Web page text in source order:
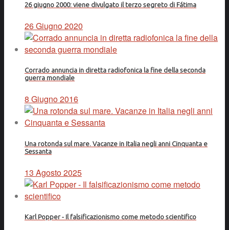
26 giugno 2000: viene divulgato il terzo segreto di Fátima
26 Giugno 2020
Corrado annuncia in diretta radiofonica la fine della seconda
guerra mondiale
8 Giugno 2016
Una rotonda sul mare. Vacanze in Italia negli anni Cinquanta e
Sessanta
13 Agosto 2025
Karl Popper - Il falsificazionismo come metodo scientifico